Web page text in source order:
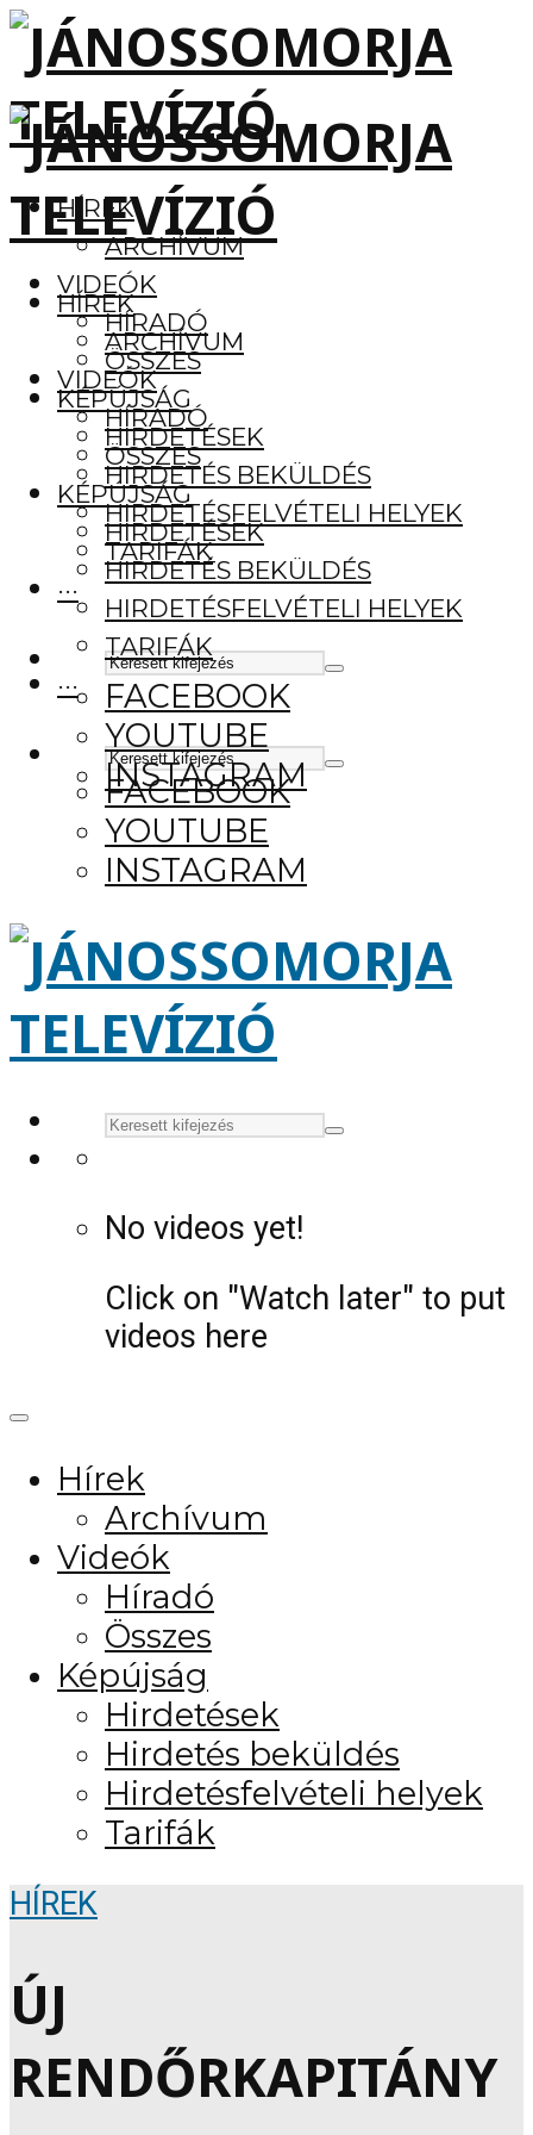
HÍREK
ARCHÍVUM
VIDEÓK
HÍRADÓ
ÖSSZES
KÉPÚJSÁG
HIRDETÉSEK
HIRDETÉS BEKÜLDÉS
HIRDETÉSFELVÉTELI HELYEK
TARIFÁK
···
FACEBOOK
YOUTUBE
INSTAGRAM
HÍREK
ARCHÍVUM
VIDEÓK
HÍRADÓ
ÖSSZES
KÉPÚJSÁG
HIRDETÉSEK
HIRDETÉS BEKÜLDÉS
HIRDETÉSFELVÉTELI HELYEK
TARIFÁK
···
FACEBOOK
YOUTUBE
INSTAGRAM
No videos yet!
Click on "Watch later" to put
videos here
Hírek
Archívum
Videók
Híradó
Összes
Képújság
Hirdetések
Hirdetés beküldés
Hirdetésfelvételi helyek
Tarifák
HÍREK
ÚJ
RENDŐRKAPITÁNY